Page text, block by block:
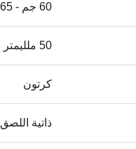
60 جم ​​- 65 جم / م 2
50 ملليمتر ، 100 ملليمتر ، الخ
كرتون
ذاتية اللصق